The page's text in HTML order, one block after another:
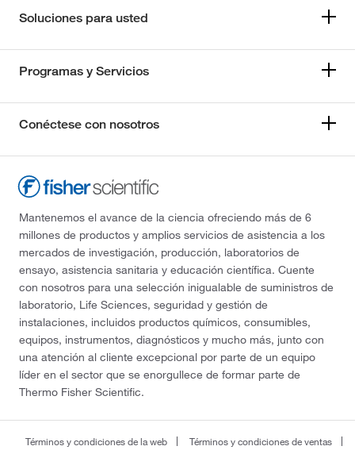
Soluciones para usted
Programas y Servicios
Conéctese con nosotros
Mantenemos el avance de la ciencia ofreciendo más de 6
millones de productos y amplios servicios de asistencia a los
mercados de investigación, producción, laboratorios de
ensayo, asistencia sanitaria y educación científica. Cuente
con nosotros para una selección inigualable de suministros de
laboratorio, Life Sciences, seguridad y gestión de
instalaciones, incluidos productos químicos, consumibles,
equipos, instrumentos, diagnósticos y mucho más, junto con
una atención al cliente excepcional por parte de un equipo
líder en el sector que se enorgullece de formar parte de
Thermo Fisher Scientific.
Términos y condiciones de la web
Términos y condiciones de ventas